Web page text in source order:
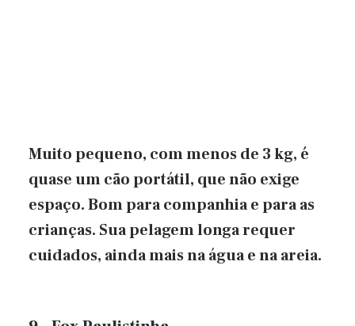
Muito pequeno, com menos de 3 kg, é
quase um cão portátil, que não exige
espaço. Bom para companhia e para as
crianças. Sua pelagem longa requer
cuidados, ainda mais na água e na areia.